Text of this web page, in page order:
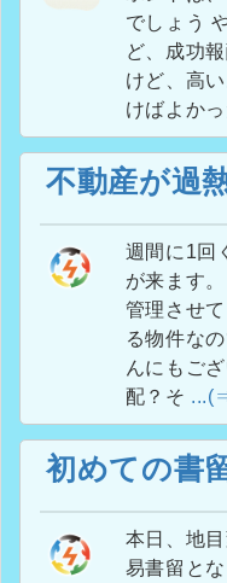
でしょう やりませんでした。 だけ
ど、成功報酬が高
けど、高い。 やっぱり自分で
けばよか
不動産が過
週間に1回ぐ
が来ます。 物件を売ってくださ
管理させてくださ
る物件なのですが 残
んにもございま
配？そ
初めての書
本日、地目
易書留とな